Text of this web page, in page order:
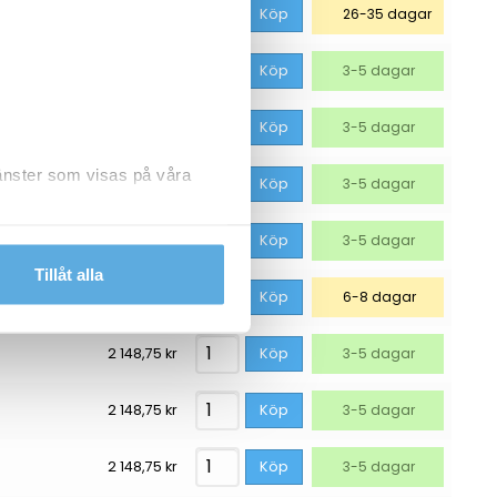
som visas på våra
Tillåt alla
Köp 26-35 dagar
Köp 3-5 dagar
Köp 3-5 dagar
1 948,75 kr Köp 3-5 dagar
2 036,25kr Köp 3-5 dagar
Köp 6-8 dagar
2 148,75 kr Köp 3-5 dagar
2 148,75 kr Köp 3-5 dagar
2 148,75 kr Köp 3-5 dagar